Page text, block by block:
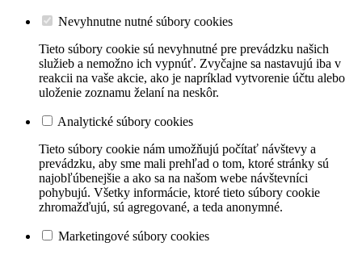
Nevyhnutne nutné súbory cookies
Tieto súbory cookie sú nevyhnutné pre prevádzku našich
služieb a nemožno ich vypnúť. Zvyčajne sa nastavujú iba v
reakcii na vaše akcie, ako je napríklad vytvorenie účtu alebo
uloženie zoznamu želaní na neskôr.
Analytické súbory cookies
Tieto súbory cookie nám umožňujú počítať návštevy a
prevádzku, aby sme mali prehľad o tom, ktoré stránky sú
najobľúbenejšie a ako sa na našom webe návštevníci
pohybujú. Všetky informácie, ktoré tieto súbory cookie
zhromažďujú, sú agregované, a teda anonymné.
Marketingové súbory cookies